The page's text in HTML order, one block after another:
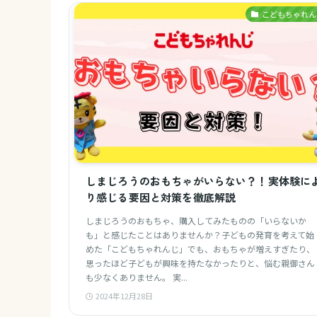
こどもちゃれ
しまじろうのおもちゃがいらない？！実体験に
り感じる要因と対策を徹底解説
しまじろうのおもちゃ、購入してみたものの「いらないか
も」と感じたことはありませんか？子どもの発育を考えて始
めた「こどもちゃれんじ」でも、おもちゃが増えすぎたり、
思ったほど子どもが興味を持たなかったりと、悩む親御さん
も少なくありません。 実...
2024年12月28日